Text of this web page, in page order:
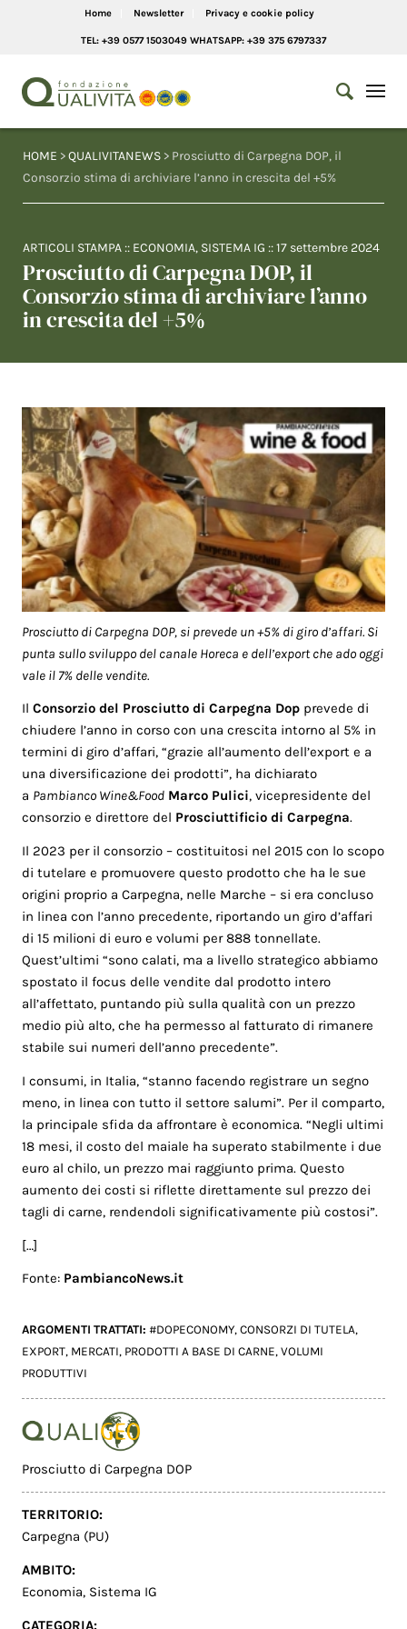
Home Newsletter Privacy e cookie policy
TEL: +39 0577 1503049 WHATSAPP: +39 375 6797337
HOME >QUALIVITANEWS > Prosciutto di Carpegna DOP, il
Consorzio stima di archiviare l’anno in crescita del +5%
ARTICOLI STAMPA :: ECONOMIA, SISTEMA IG ::17 settembre 2024
Prosciutto di Carpegna DOP, il
Consorzio stima di archiviare l’anno
in crescita del +5%
Prosciutto di Carpegna DOP, si prevede un +5% di giro d’affari. Si
punta sullo sviluppo del canale Horeca e dell’export che ado oggi
vale il 7% delle vendite.
IlConsorzio del Prosciutto di Carpegna Dop prevede di
chiudere l’anno in corso con una crescita intorno al 5% in
termini di giro d’affari, “grazie all’aumento dell’export e a
una diversificazione dei prodotti”, ha dichiarato
a Pambianco Wine&Food Marco Pulici, vicepresidente del
consorzio e direttore del Prosciuttificio di Carpegna.
Il 2023 per il consorzio – costituitosi nel 2015 con lo scopo
di tutelare e promuovere questo prodotto che ha le sue
origini proprio a Carpegna, nelle Marche – si era concluso
in linea con l’anno precedente, riportando un giro d’affari
di 15 milioni di euro e volumi per 888 tonnellate.
Quest’ultimi “sono calati, ma a livello strategico abbiamo
spostato il focus delle vendite dal prodotto intero
all’affettato, puntando più sulla qualità con un prezzo
medio più alto, che ha permesso al fatturato di rimanere
stabile sui numeri dell’anno precedente”.
I consumi, in Italia, “stanno facendo registrare un segno
meno, in linea con tutto il settore salumi”. Per il comparto,
la principale sfida da affrontare è economica. “Negli ultimi
18 mesi, il costo del maiale ha superato stabilmente i due
euro al chilo, un prezzo mai raggiunto prima. Questo
aumento dei costi si riflette direttamente sul prezzo dei
tagli di carne, rendendoli significativamente più costosi”.
[…]
Fonte: PambiancoNews.it
ARGOMENTI TRATTATI:#DOPECONOMY,CONSORZI DI TUTELA,
EXPORT, MERCATI, PRODOTTI A BASE DI CARNE,VOLUMI
PRODUTTIVI
Prosciutto di Carpegna DOP
TERRITORIO:
Carpegna (PU)
AMBITO:
Economia, Sistema IG
CATEGORIA: